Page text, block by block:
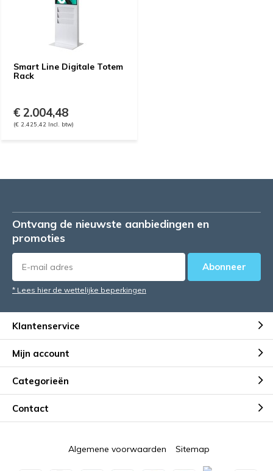
Smart Line Digitale Totem
Rack
€ 2.004,48
(€ 2.425,42 Incl. btw)
Ontvang de nieuwste aanbiedingen en
promoties
Abonneer
* Lees hier de wettelijke beperkingen
Klantenservice
Mijn account
Categorieën
Contact
Algemene voorwaarden Sitemap